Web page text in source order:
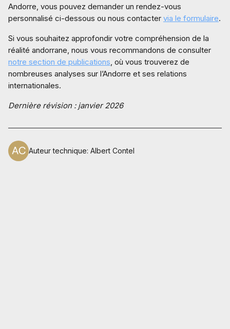
Andorre, vous pouvez demander un rendez-vous
personnalisé ci-dessous ou nous contacter via le formulaire.
Si vous souhaitez approfondir votre compréhension de la
réalité andorrane, nous vous recommandons de consulter
notre section de publications, où vous trouverez de
nombreuses analyses sur l’Andorre et ses relations
internationales.
Dernière révision : janvier 2026
Auteur technique: Albert Contel